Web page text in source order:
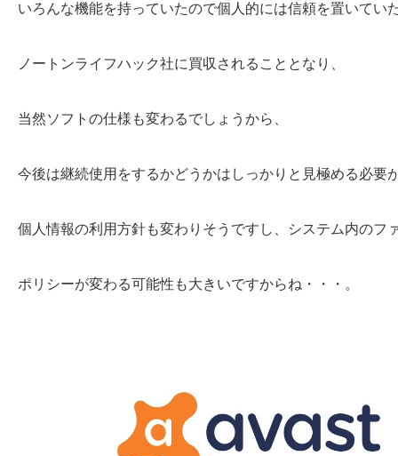
いろんな機能を持っていたので個人的には信頼を置いてい
ノートンライフハック社に買収されることとなり、
当然ソフトの仕様も変わるでしょうから、
今後は継続使用をするかどうかはしっかりと見極める必要
個人情報の利用方針も変わりそうですし、システム内のフ
ポリシーが変わる可能性も大きいですからね・・・。